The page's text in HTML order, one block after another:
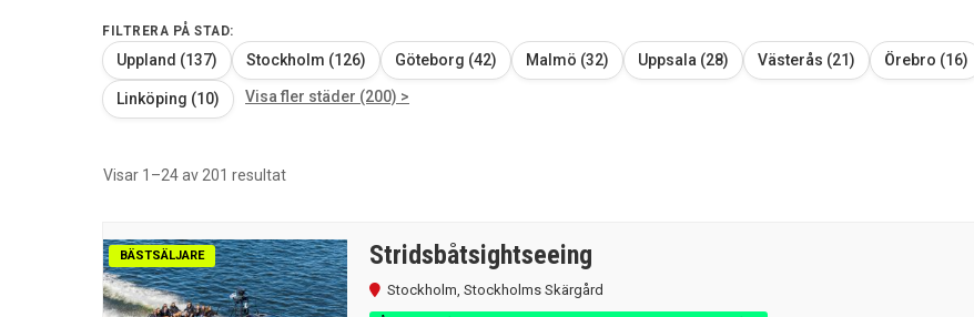
FILTRERA PÅ STAD:
Uppland (137) Stockholm (126) Göteborg (42) Malmö (32) Uppsala (28) Västerås (21) Örebro (16)
Linköping (10) Visa fler städer (200) >
Visar 1–24 av 201 resultatSortera
BÄSTSÄLJARE Stridsbåtsightseeing
Stockholm Stockholms Skärgård